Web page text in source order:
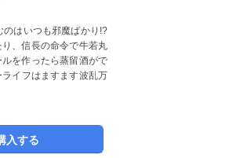
のはいつも邪魔ばかり!?
、信長の命令で牛若丸
を作ったら蒸留酒がで
イフはますます波乱万
入する